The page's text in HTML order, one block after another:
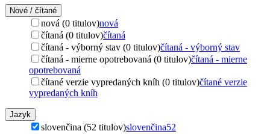
Nové / čítané
nová (0 titulov)nová
čítaná (0 titulov)čítaná
čítaná - výborný stav (0 titulov)čítaná - výborný stav
čítaná - mierne opotrebovaná (0 titulov)čítaná - mierne
opotrebovaná
čítané verzie vypredaných kníh (0 titulov)čítané verzie
vypredaných kníh
Jazyk
slovenčina (52 titulov)slovenčina52